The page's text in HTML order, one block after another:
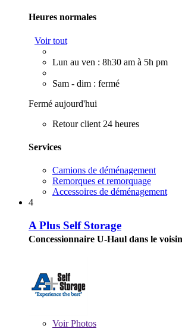
Heures normales
Voir tout
Lun au ven : 8h30 am à 5h pm
Sam - dim : fermé
Fermé aujourd'hui
Retour client 24 heures
Services
Camions de déménagement
Remorques et remorquage
Accessoires de déménagement
4
A Plus Self Storage
Concessionnaire U-Haul dans le
VoirPhotos